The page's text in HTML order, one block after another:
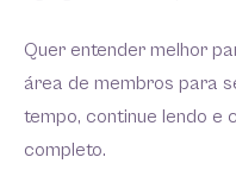
Quer entender melhor
área de membros para
tempo, continue lendo e
completo.